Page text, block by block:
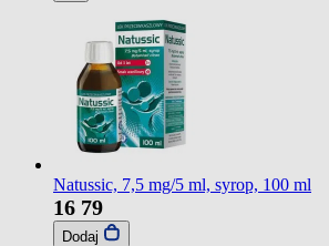
Natussic, 7,5 mg/5 ml, syrop, 100 ml
16 79
Dodaj